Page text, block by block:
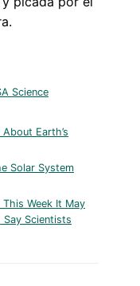
Science
Earth’s
Solar System
Week It May
Scientists